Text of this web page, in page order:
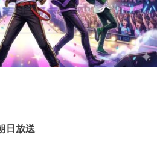
日放送